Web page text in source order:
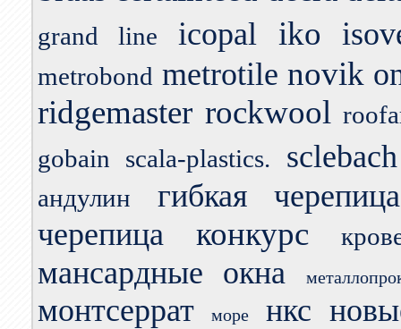
grand line icopal iko
metrobond metrotile novik
ridgemaster rockwool
gobain
scala-plastics. sclebach
андулин
гибкая черепица
черепица
конкурс
мансардные окна
монтсеррат море нкс